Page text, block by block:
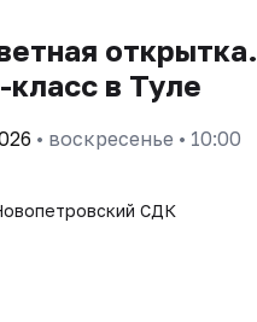
открытка.
в Туле
• воскресенье • 10:00
СДК